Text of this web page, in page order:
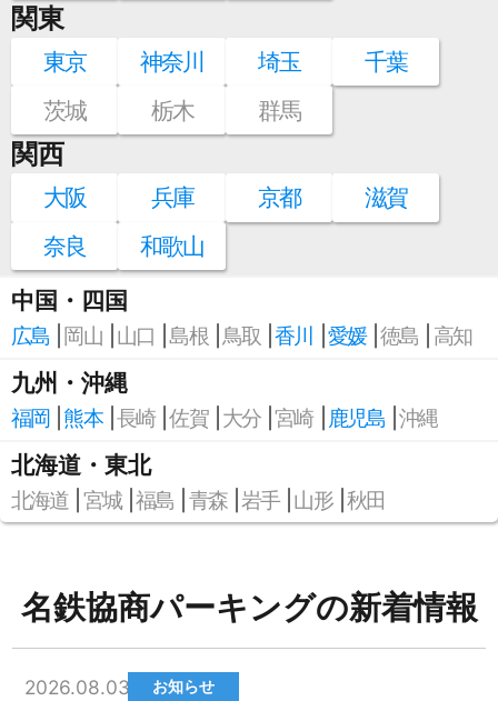
関東
東京 神奈川 埼玉
千葉
茨城
栃木 群馬
関西
大阪 兵庫 京都
滋賀
奈良
和歌山
中国・四国
広島 岡山 山口 島根 鳥取 香川 愛媛 徳島 高知
九州・沖縄
福岡 熊本 長崎 佐賀 大分 宮崎 鹿児島 沖縄
北海道・東北
北海道 宮城 福島 青森 岩手 山形 秋田
名鉄協商パーキングの新着情報
2026.08.03 お知らせ